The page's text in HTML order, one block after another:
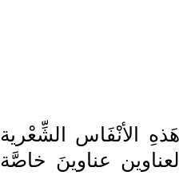
الأنْفَاس الشِّعْرية
عناوينَ خاصَّة